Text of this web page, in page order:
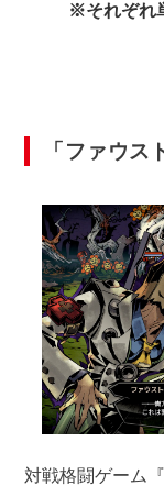
※それぞれ
「ファウス
対戦格闘ゲーム